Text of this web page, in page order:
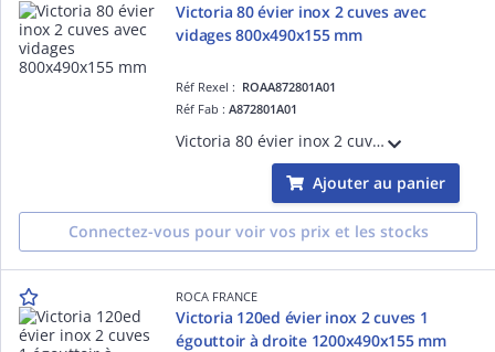
Victoria 80 évier inox 2 cuves avec
vidages 800x490x155 mm
Réf Rexel : ROAA872801A01
Réf Fab :A872801A01
Victoria 80 évier inox 2 cuves avec vidages 800x490x155 mm
Ajouter au panier
Connectez-vous pour voir vos prix et les stocks
ROCA FRANCE
Victoria 120ed évier inox 2 cuves 1
égouttoir à droite 1200x490x155 mm